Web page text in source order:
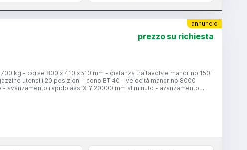
annuncio
prezzo su richiesta
kg - corse 800 x 410 x 510 mm - distanza tra tavola e mandrino 150-
utensili 20 posizioni - cono BT 40 – velocità mandrino 8000
avanzamento rapido assi X-Y 20000 mm al minuto - avanzamento